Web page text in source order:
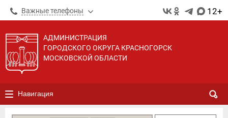
Важные телефоны 12+
АДМИНИСТРАЦИЯ
ГОРОДСКОГО ОКРУГА КРАСНОГОРСК
МОСКОВСКОЙ ОБЛАСТИ
Навигация